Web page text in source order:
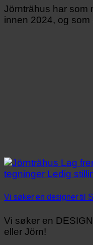
Jörnträhus har som
innen 2024, og som
Vi søker en designer til
Vi søker en
eller Jörn!